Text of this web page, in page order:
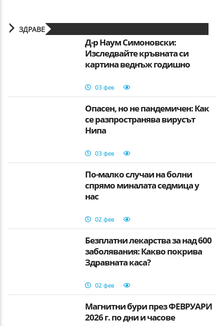
ЗДРАВЕ
Д-р Наум Симоновски:
Изследвайте кръвната си
картина веднъж годишно
03 фев
Опасен, но не пандемичен: Как
се разпространява вирусът
Нипа
03 фев
По-малко случаи на болни
спрямо миналата седмица у
нас
02 фев
Безплатни лекарства за над 600
заболявания: Какво покрива
Здравната каса?
02 фев
Магнитни бури през ФЕВРУАРИ
2026 г. по дни и часове